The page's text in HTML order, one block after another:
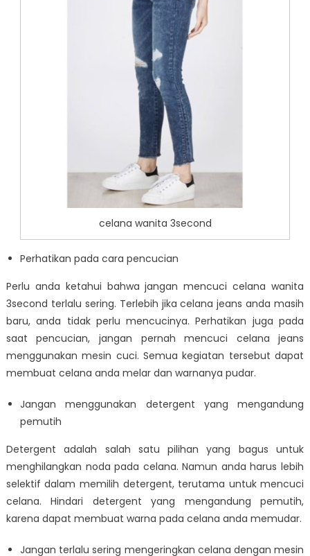
celana wanita 3second
Perhatikan pada cara pencucian
Perlu anda ketahui bahwa jangan mencuci celana wanita
3second terlalu sering. Terlebih jika celana jeans anda masih
baru, anda tidak perlu mencucinya. Perhatikan juga pada
saat pencucian, jangan pernah mencuci celana jeans
menggunakan mesin cuci. Semua kegiatan tersebut dapat
membuat celana anda melar dan warnanya pudar.
Jangan menggunakan detergent yang mengandung
pemutih
Detergent adalah salah satu pilihan yang bagus untuk
menghilangkan noda pada celana. Namun anda harus lebih
selektif dalam memilih detergent, terutama untuk mencuci
celana. Hindari detergent yang mengandung pemutih,
karena dapat membuat warna pada celana anda memudar.
Jangan terlalu sering mengeringkan celana dengan mesin